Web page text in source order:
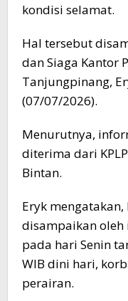
kondisi selamat.
Hal tersebut
dan Siaga Kantor
Tanjungpinang,
(07/07/2026).
Menurutnya,
diterima dari
Bintan.
Eryk
disampaikan
pada hari Senin
WIB dini hari,
perairan.